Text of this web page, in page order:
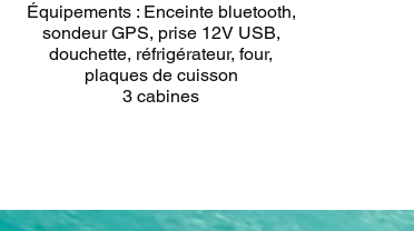
Équipements : Enceinte bluetooth,
sondeur GPS, prise 12V USB,
douchette, réfrigérateur, four,
plaques de cuisson
3 cabines